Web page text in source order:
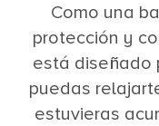
Como una
protección y
está diseñado
puedas
estuvieras